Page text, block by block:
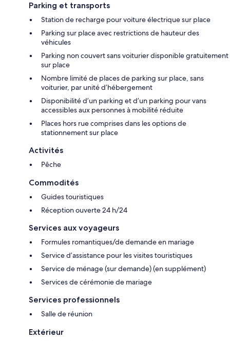
Parking et transports
Station de recharge pour voiture électrique sur place
Parking sur place avec restrictions de hauteur des
véhicules
Parking non couvert sans voiturier disponible gratuitement
sur place
Nombre limité de places de parking sur place, sans
voiturier, par unité d’hébergement
Disponibilité d’un parking et d’un parking pour vans
accessibles aux personnes à mobilité réduite
Places hors rue comprises dans les options de
stationnement sur place
Activités
Pêche
Commodités
Guides touristiques
Réception ouverte 24 h/24
Services aux voyageurs
Formules romantiques/de demande en mariage
Service d’assistance pour les visites touristiques
Service de ménage (sur demande) (en supplément)
Services de cérémonie de mariage
Services professionnels
Salle de réunion
Extérieur